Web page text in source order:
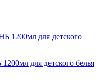
для детского белья